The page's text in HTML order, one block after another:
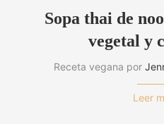
Sopa thai de
vegetal y
Receta vegana por
Leer